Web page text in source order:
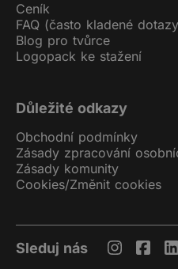
Ceník
FAQ (často kladené
Blog pro tvůrce
Logopack ke stažení
Důležité odkazy
Obchodní podmínky
Zásady zpracování
Zásady komunity
Cookies/Změnit cookies
Sleduj nás